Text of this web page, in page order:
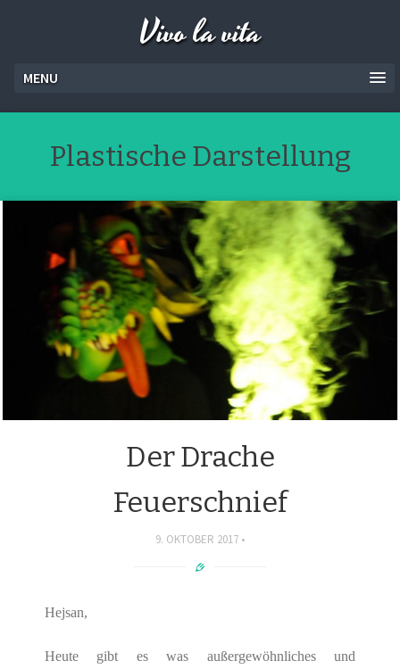
Vivo la vita
MENU
Plastische Darstellung
Der Drache
Feuerschnief
9. OKTOBER 2017
Hejsan,
Heute gibt es was außergewöhnliches und